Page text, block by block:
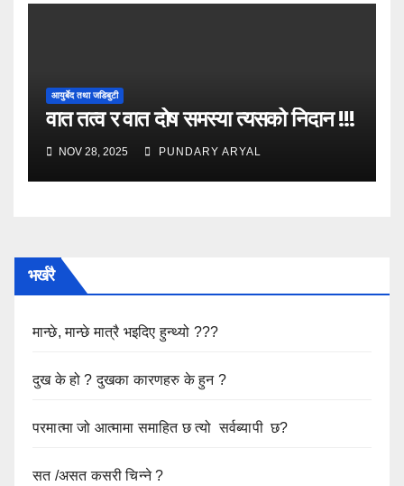
आयुर्बेद तथा जडिबुटी
वात तत्व र वात दोष समस्या त्यसको निदान !!!
NOV 28, 2025 PUNDARY ARYAL
भर्खरै
मान्छे, मान्छे मात्रै भइदिए हुन्थ्यो ???
दुख के हो ? दुखका कारणहरु के हुन ?
परमात्मा जो आत्मामा समाहित छ त्यो सर्वब्यापी छ?
सत /असत कसरी चिन्ने ?